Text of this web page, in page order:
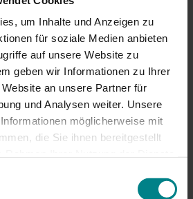
um Inhalte und Anzeigen zu
für soziale Medien anbieten
auf unsere Website zu
geben wir Informationen zu Ihrer
an unsere Partner für
und Analysen weiter. Unsere
möglicherweise mit
die Sie ihnen bereitgestellt
willigen Sie auch in die
DB Netz schränken
ein